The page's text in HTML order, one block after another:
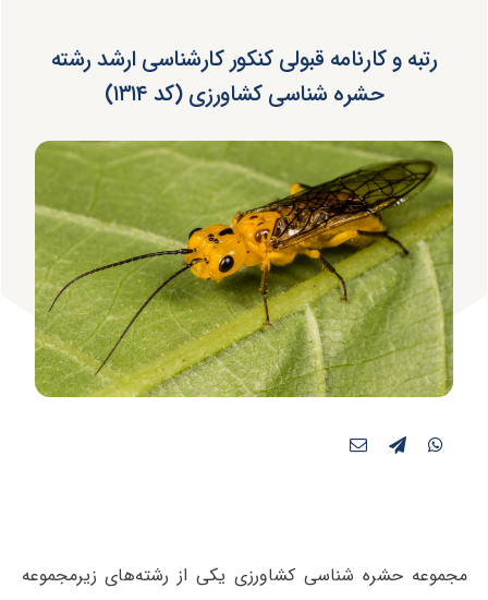
رتبه و کارنامه قبولی کنکور کارشناسی ارشد رشته
حشره شناسی کشاورزی (کد ۱۳۱۴)
مجموعه حشره شناسی کشاورزی یکی از رشته‌های زیرمجموعه